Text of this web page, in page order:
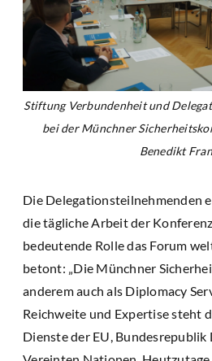
Stiftung Verbundenheit und
bei der Münchner
Benedikt
Die Delegationsteilnehmenden
die tägliche Arbeit der
bedeutende Rolle das Forum
betont: „Die Münchner
anderem auch als Diplomacy
Reichweite und Expertise steht
Dienste der EU, Bundesrepublik